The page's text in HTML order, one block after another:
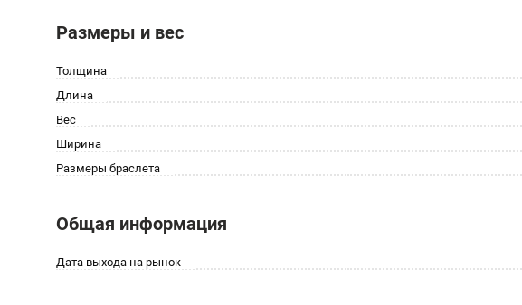
Размеры и вес
Толщина
Длина
Вес
Ширина
Размеры браслета
Общая информация
Дата выхода на рынок